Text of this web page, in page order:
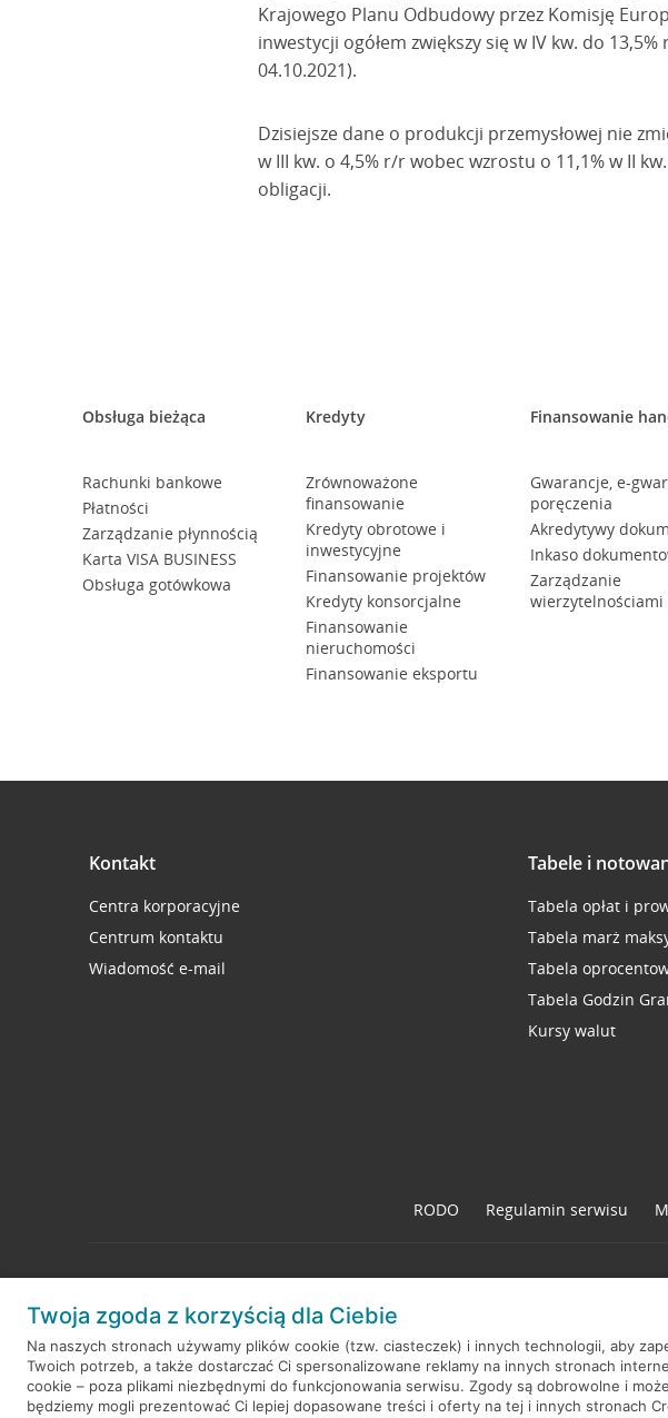
Krajowego Planu Odbudowy przez Komisję
inwestycji ogółem zwiększy się w IV kw. do
04.10.2021).
Dzisiejsze dane o produkcji przemysłowej nie
w III kw. o 4,5% r/r wobec wzrostu o 11,1% w II
obligacji.
Obsługa bieżąca
Rachunki bankowe
Płatności
Zarządzanie płynnością
Karta VISA BUSINESS
Obsługa gotówkowa
Kredyty
Zrównoważone
finansowanie
Kredyty obrotowe i
inwestycyjne
Finansowanie projektów
Kredyty konsorcjalne
Finansowanie
nieruchomości
Finansowanie eksportu
Finansowanie
Gwarancje, e-
poręczenia
Akredytywy
Inkaso
Zarządzanie
wierzytelnościami
Kontakt
Centra korporacyjne
Centrum kontaktu
Wiadomość e-mail
Tabele i
Tabela opłat i
Tabela marż
Tabela
Tabela Godzin
Kursy walut
RODO Regulamin serwisu
© 2026 Credit Agricole Bank Polska S.A. Wszelkie prawa zastrzeżone
Twoja zgoda z korzyścią dla Ciebie
Na naszych stronach używamy plików cookie (tzw. ciasteczek) i innych technologii, aby
Twoich potrzeb, a także dostarczać Ci spersonalizowane reklamy na innych stronach
cookie – poza plikami niezbędnymi do funkcjonowania serwisu. Zgody są dobrowolne i
będziemy mogli prezentować Ci lepiej dopasowane treści i oferty na tej i innych stronach